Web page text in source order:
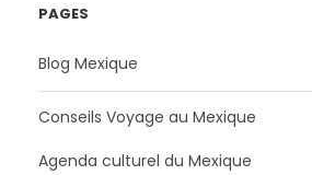
PAGES
Blog Mexique
Conseils Voyage au Mexique
Agenda culturel du Mexique